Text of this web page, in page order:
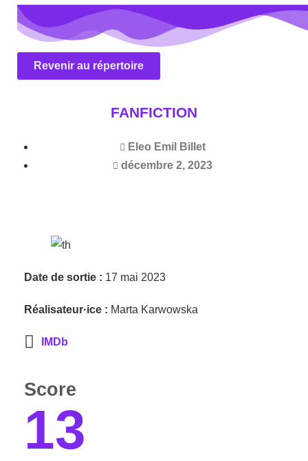
Revenir au répertoire
FANFICTION
Eleo Emil Billet
décembre 2, 2023
Date de sortie : 17 mai 2023
Réalisateur·ice : Marta Karwowska
IMDb
Score
13